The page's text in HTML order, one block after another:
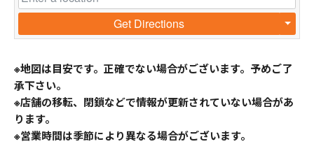
Get Directions
※地図は目安です。正確でない場合がございます。予めご了
承下さい。
※店舗の移転、閉鎖などで情報が更新されていない場合があ
ります。
※営業時間は季節により異なる場合がございます。